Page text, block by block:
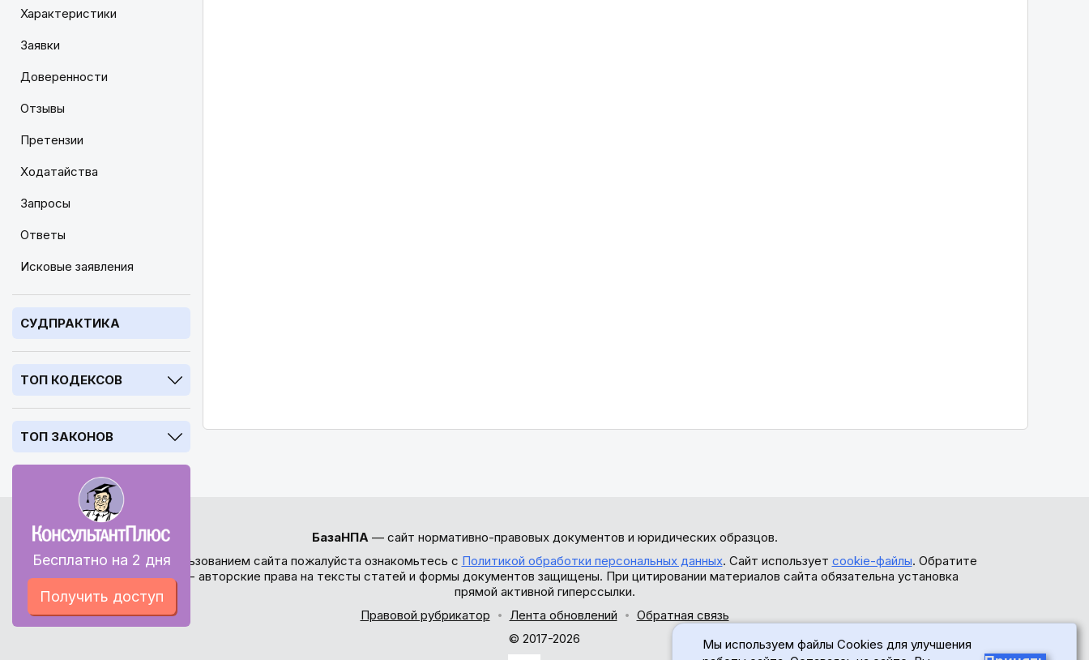
Характеристики
Заявки
Доверенности
Отзывы
Претензии
Ходатайства
Запросы
Ответы
Исковые заявления
СУДПРАКТИКА
ТОП КОДЕКСОВ
ТОП ЗАКОНОВ
Бесплатно на 2 дня
Получить доступ
БазаНПА— сайт нормативно-правовых документов и юридических образцов.
Перед использованием сайта пожалуйста ознакомьтесь с Политикой обработки персональных данных. Сайт использует cookie-файлы. Обратите
внимание - авторские права на тексты статей и формы документов защищены. При цитировании материалов сайта обязательна установка
прямой активной гиперссылки.
Правовой рубрикатор
Лента обновлений
Обратная связь
© 2017-2026
Мы используем файлы Cookies для улучшения